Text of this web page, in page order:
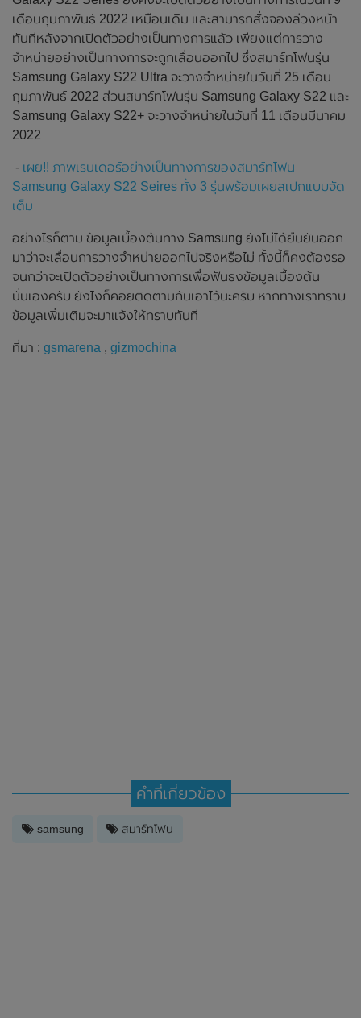
เดือนกุมภาพันธ์ 2022 เหมือนเดิม และสามารถสั่งจองล่วงหน้า
ทันทีหลังจากเปิดตัวอย่างเป็นทางการแล้ว เพียงแต่การวาง
จำหน่ายอย่างเป็นทางการจะถูกเลื่อนออกไป ซึ่งสมาร์ทโฟนรุ่น
Samsung Galaxy S22 Ultra จะวางจำหน่ายในวันที่ 25 เดือน
กุมภาพันธ์ 2022 ส่วนสมาร์ทโฟนรุ่น Samsung Galaxy S22 และ
Samsung Galaxy S22+ จะวางจำหน่ายในวันที่ 11 เดือนมีนาคม
2022
- เผย!! ภาพเรนเดอร์อย่างเป็นทางการของสมาร์ทโฟน
Samsung Galaxy S22 Seires ทั้ง 3 รุ่นพร้อมเผยสเปกแบบจัด
เต็ม
อย่างไรก็ตาม ข้อมูลเบื้องต้นทาง Samsung ยังไม่ได้ยืนยันออก
มาว่าจะเลื่อนการวางจำหน่ายออกไปจริงหรือไม่ ทั้งนี้ก็คงต้องรอ
จนกว่าจะเปิดตัวอย่างเป็นทางการเพื่อฟันธงข้อมูลเบื้องต้น
นั่นเองครับ ยังไงก็คอยติดตามกันเอาไว้นะครับ หากทางเราทราบ
ข้อมูลเพิ่มเติมจะมาแจ้งให้ทราบทันที
ที่มา : gsmarena , gizmochina
คำที่เกี่ยวข้อง
samsung สมาร์ทโฟน